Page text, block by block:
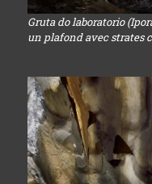
Gruta do laboratorio
un plafond avec strates